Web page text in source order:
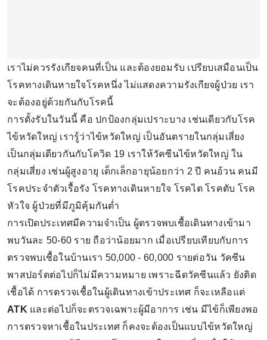
เราไม่ควรรังเกียจคนที่เป็น และต้องยอมรับ เปรียบเสมือนเป็น
โรคทางเดินหายใจโรคหนึ่ง ไม่แสดงความรังเกียจผู้ป่วย เรา
จะต้องอยู่ด้วยกันกับโรคนี้
การตั้งรับในวันนี้ คือ ปกป้องกลุ่มเปราะบาง เช่นเดียวกับโรค
ไข้หวัดใหญ่ เรารู้ว่าไข้หวัดใหญ่ เป็นอันตรายในกลุ่มเสี่ยง
เป็นกลุ่มเดียวกันกับโควิด 19 เราให้วัคซีนไข้หวัดใหญ่ ใน
กลุ่มเสี่ยง เช่นผู้สูงอายุ เด็กเล็กอายุน้อยกว่า 2 ปี คนอ้วน คนมี
โรคประจำตัวเรื้อรัง โรคทางเดินหายใจ โรคไต โรคตับ โรค
หัวใจ ผู้ป่วยที่มีภูมิคุ้มกันต่ำ
การเปิดประเทศมีความจำเป็น ผู้ตรวจพบเชื้อเดินทางเข้ามา
พบวันละ 50-60 ราย ถือว่าน้อยมาก เมื่อเปรียบเทียบกับการ
ตรวจพบเชื้อในบ้านเรา 50,000 - 60,000 รายต่อวัน วัคซีน
พาสปอร์ตต่อไปก็ไม่มีความหมาย เพราะฉีดวัคซีนแล้ว ยังติด
เชื้อได้ การตรวจเชื้อในผู้เดินทางเข้าประเทศ ก็จะเหลือแต่
ATK และต่อไปก็จะตรวจเฉพาะผู้มีอาการ เช่น มีไข้ก็เพียงพอ
การตรวจหาเชื้อในประเทศ ก็คงจะต้องเป็นแบบไข้หวัดใหญ่